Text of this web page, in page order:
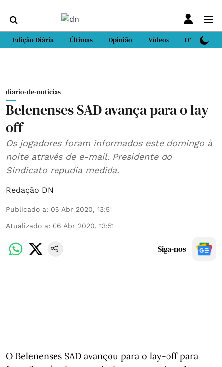
Edição Diária Últimas Opinião Vídeos DN Sport
diario-de-noticias
Belenenses SAD avança para o lay-
off
Os jogadores foram informados este domingo à
noite através de e-mail. Presidente do
Sindicato repudia medida.
Redação DN
Publicado a: 06 Abr 2020, 13:51
Atualizado a: 06 Abr 2020, 13:51
Siga-nos
O Belenenses SAD avançou para o lay-off para